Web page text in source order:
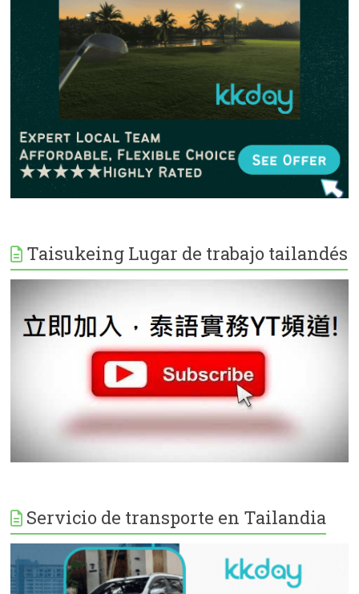
Taisukeing Lugar de trabajo tailandés
Servicio de transporte en Tailandia